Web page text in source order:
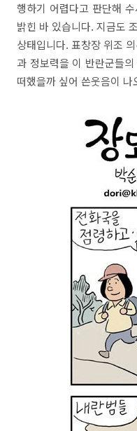
행하기 어렵다고 판단해
밝힌 바 있습니다. 지금도
상태입니다. 표창장 위조
과 정보력을 이 반란군들
떠했을까 싶어 쓴웃음이